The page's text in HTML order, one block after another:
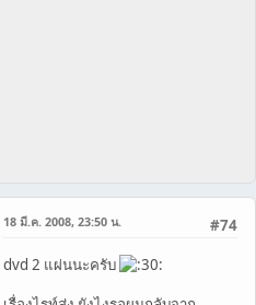
#74
18 มี.ค. 2008, 23:50 น.
dvd 2 แผ่นนะครับ